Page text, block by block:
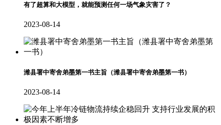
有了超算和大模型，就能预测任何一场气象灾害了？
2023-08-14
潍县署中寄舍弟墨第一书主旨（潍县署中寄舍弟墨第一书）
2023-08-14